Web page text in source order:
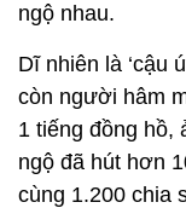
ngộ nhau.
Dĩ nhiên là ‘cậu
còn người hâm
1 tiếng đồng hồ,
ngộ đã hút hơn
cùng 1.200 chia